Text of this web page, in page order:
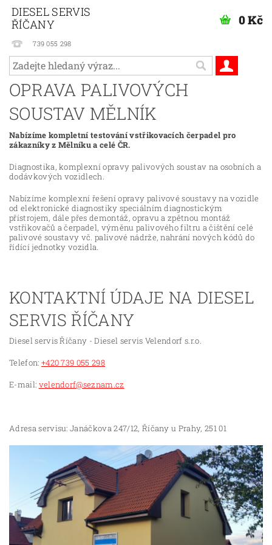
DIESEL SERVIS
ŘÍČANY
739 055 298
0 Kč
OPRAVA PALIVOVÝCH
SOUSTAV MĚLNÍK
Nabízíme kompletní testování vstřikovacích čerpadel pro
zákazníky z Mělníku a celé ČR.
Diagnostika, komplexní opravy palivových soustav na osobních a
dodávkových vozidlech.
Nabízíme komplexní řešení opravy palivové soustavy na vozidle
od elektronické diagnostiky speciálním diagnostickým
přístrojem, dále přes demontáž, opravu a zpětnou montáž
vstřikovačů a čerpadel, výměnu palivového filtru a čištění celé
palivové soustavy vč. palivové nádrže, nahrání nových kódů do
řídící jednotky vozidla.
KONTAKTNÍ ÚDAJE NA DIESEL
SERVIS ŘÍČANY
Diesel servis Říčany - Diesel servis Velendorf s.r.o.
Telefon: +420 739 055 298
E-mail: velendorf@seznam.cz
Adresa servisu: Janáčkova 247/12, Říčany u Prahy, 251 01